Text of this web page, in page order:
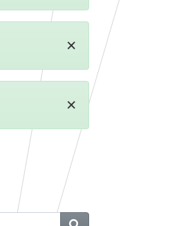
×
×